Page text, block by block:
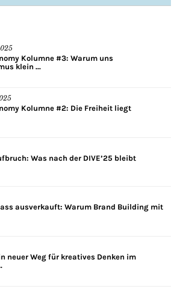
Kolumne #3: Warum uns
klein ...
Kolumne #2: Die Freiheit liegt
Was nach der DIVE’25 bleibt
ausverkauft: Warum Brand Building mit
neuer Weg für kreatives Denken im